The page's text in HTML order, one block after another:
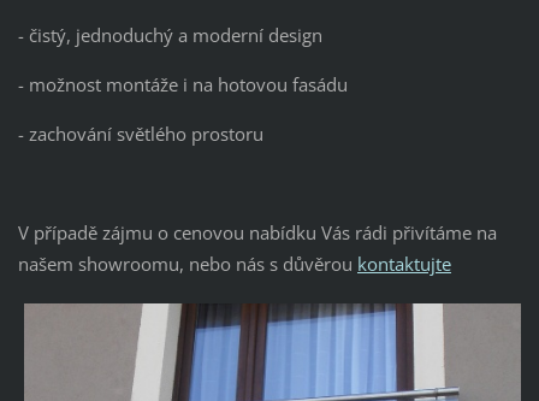
- čistý, jednoduchý a moderní design
- možnost montáže i na hotovou fasádu
- zachování světlého prostoru
V případě zájmu o cenovou nabídku Vás rádi přivítáme na
našem showroomu, nebo nás s důvěrou kontaktujte